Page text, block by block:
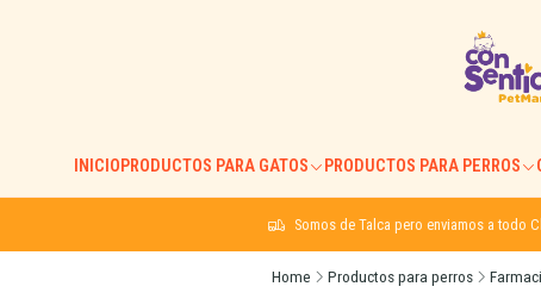
INICIOPRODUCTOS PARA GATOS PRODUCTOS PARA PERROS
Somos de Talca pero enviamos a todo
Home Productos para perros